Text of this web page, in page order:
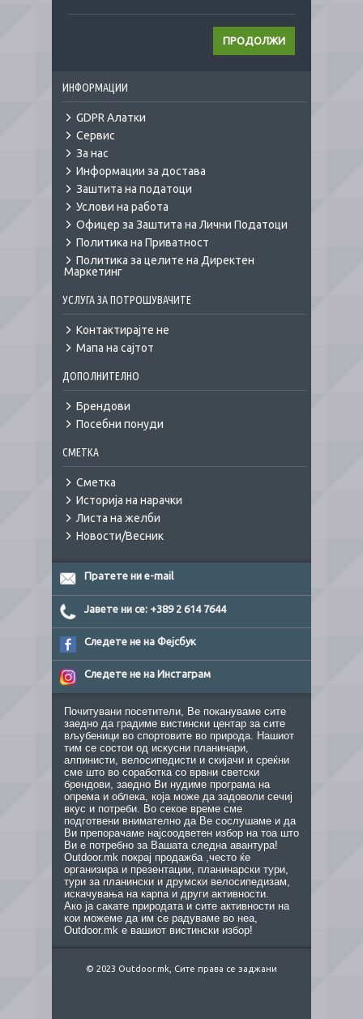
ПРОДОЛЖИ
ИНФОРМАЦИИ
GDPR Алатки
Сервис
За нас
Информации за достава
Заштита на податоци
Услови на работа
Офицер за Заштита на Лични Податоци
Политика на Приватност
Политика за целите на Директен
Маркетинг
УСЛУГА ЗА ПОТРОШУВАЧИТЕ
Контактирајте не
Мапа на сајтот
ДОПОЛНИТЕЛНО
Брендови
Посебни понуди
СМЕТКА
Сметка
Историја на нарачки
Листа на желби
Новости/Весник
Пратете ни e-mail
Јавете ни се: +389 2 614 7644
Следете не на Фејсбук
Следете не на Инстаграм
Почитувани посетители, Ве покануваме сите
заедно да градиме вистински центар за сите
вљубеници во спортовите во природа. Нашиот
тим се состои од искусни планинари,
алпинисти, велосипедисти и скијачи и среќни
сме што во соработка со врвни светски
брендови, заедно Ви нудиме програма на
опрема и облека, која може да задоволи сечиј
вкус и потреби. Во секое време сме
подготвени внимателно да Ве сослушаме и да
Ви препорачаме најсоодветен избор на тоа што
Ви е потребно за Вашата следна авантура!
Outdoor.mk покрај продажба ,често ќе
организира и презентации, планинарски тури,
тури за планински и друмски велосипедизам,
искачувања на карпа и други активности.
Ако ја сакате природата и сите активности на
кои можеме да им се радуваме во неа,
Outdoor.mk е вашиот вистински избор!
© 2023 Outdoor.mk, Сите права се заджани